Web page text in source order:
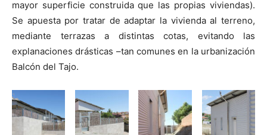
mayor superficie construida que las propias viviendas).
Se apuesta por tratar de adaptar la vivienda al terreno,
mediante terrazas a distintas cotas, evitando las
explanaciones drásticas –tan comunes en la urbanización
Balcón del Tajo.